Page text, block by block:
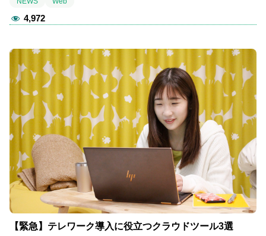
4,972
【緊急】テレワーク導入に役立つクラウドツール3選